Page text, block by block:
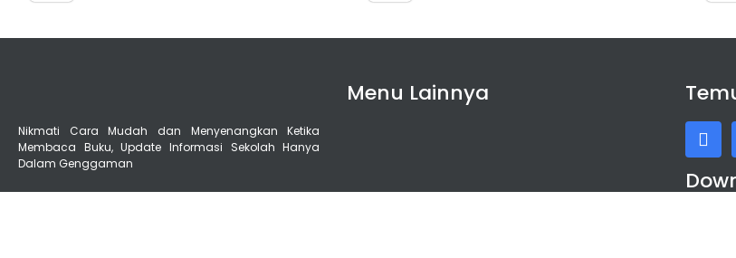
Nikmati Cara Mudah dan Menyenangkan Ketika
Membaca Buku, Update Informasi Sekolah Hanya
Dalam Genggaman
Menu Lainnya